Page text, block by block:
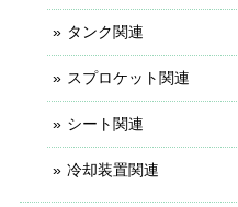
タンク関連
スプロケット関連
シート関連
冷却装置関連